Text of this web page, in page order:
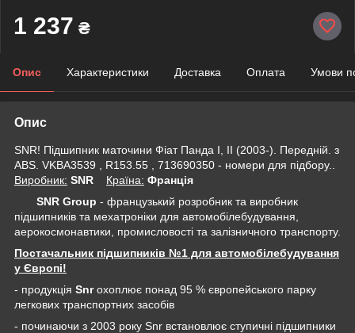
1 237 ₴
Опис Характеристики Доставка Оплата Умови
Опис
SNR! Підшипник маточини Фіат Панда I, II (2003-). Передній. з
ABS. VKBA3539 , R153.55 , 713690350 - номери для підбору..
Виробник: SNR Крaїна: Франція
SNR Group - французький розробник та виробник
підшипників та мехатроніки для автомобілебудування,
аерокосмонавтики, промисловості та залізничного транспорту.
Постачальник підшипників №1 для автомобілебудування
у Європі!
- продукція Snrохоплює понад 95 % європейського парку
легкових транспортних засобів
- починаючи з 2003 року Snr встановлює ступичні підшипники